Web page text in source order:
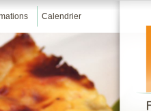
Calendrier